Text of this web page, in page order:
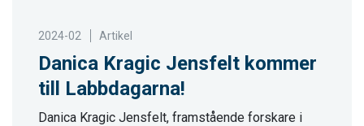
2024-02 Artikel
Danica Kragic Jensfelt kommer
till Labbdagarna!
Danica Kragic Jensfelt, framstående forskare i